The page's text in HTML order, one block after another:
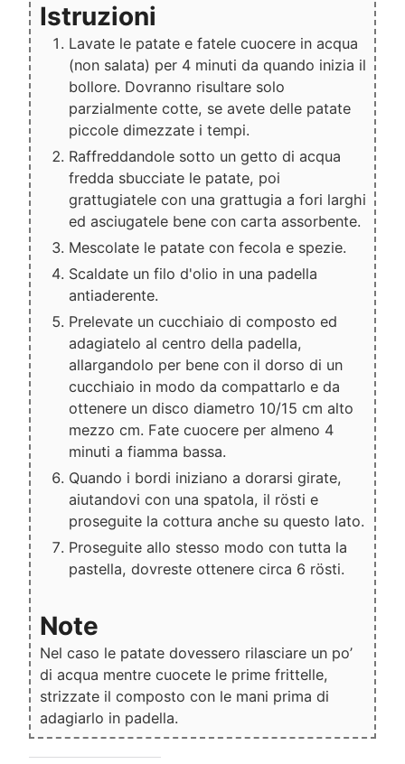
Istruzioni
Lavate le patate e fatele cuocere in acqua
(non salata) per 4 minuti da quando inizia il
bollore. Dovranno risultare solo
parzialmente cotte, se avete delle patate
piccole dimezzate i tempi.
Raffreddandole sotto un getto di acqua
fredda sbucciate le patate, poi
grattugiatele con una grattugia a fori larghi
ed asciugatele bene con carta assorbente.
Mescolate le patate con fecola e spezie.
Scaldate un filo d'olio in una padella
antiaderente.
Prelevate un cucchiaio di composto ed
adagiatelo al centro della padella,
allargandolo per bene con il dorso di un
cucchiaio in modo da compattarlo e da
ottenere un disco diametro 10/15 cm alto
mezzo cm. Fate cuocere per almeno 4
minuti a fiamma bassa.
Quando i bordi iniziano a dorarsi girate,
aiutandovi con una spatola, il rösti e
proseguite la cottura anche su questo lato.
Proseguite allo stesso modo con tutta la
pastella, dovreste ottenere circa 6 rösti.
Note
Nel caso le patate dovessero rilasciare un po’
di acqua mentre cuocete le prime frittelle,
strizzate il composto con le mani prima di
adagiarlo in padella.